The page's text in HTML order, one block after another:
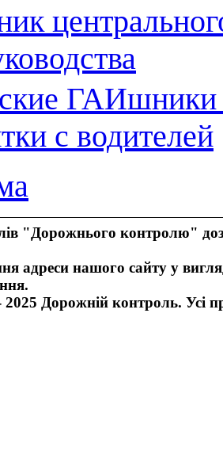
ГАИшники
с водителей
"Дорожнього контролю"
адреси нашого сайту у
Дорожній контроль. Усі